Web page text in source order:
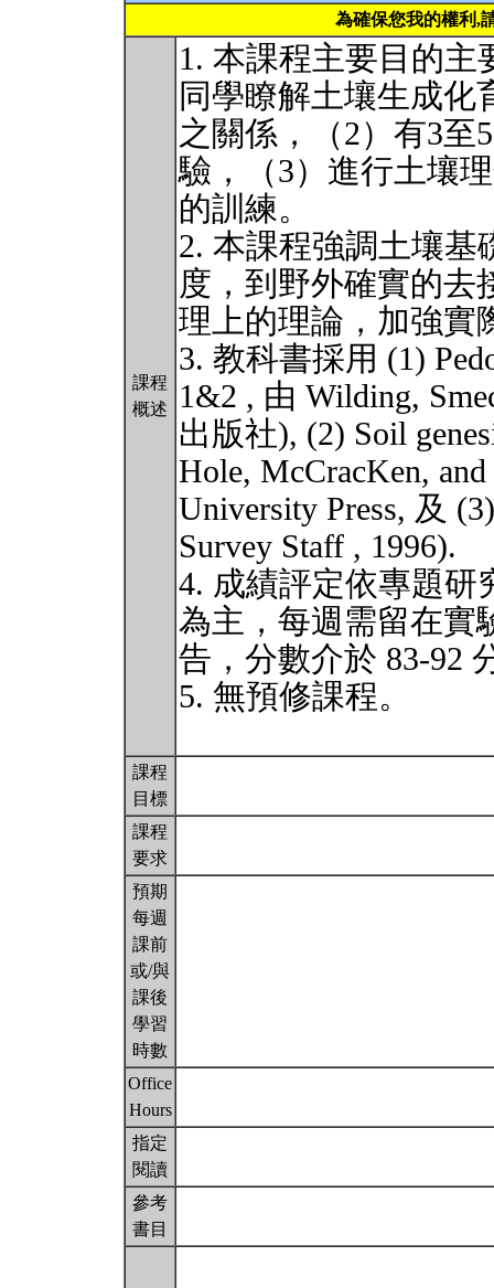
為確保您我的權利,
課程
概述
1. 本課程主要目的主
同學瞭解土壤生成化
之關係，（2）有3至
驗，（3）進行土壤
的訓練。
2. 本課程強調土壤基
度，到野外確實的去
理上的理論，加強實
3. 教科書採用 (1)
1&2 , 由 Wilding,
出版社), (2) Soil
Hole, McCracKen,
University Press, 及
Survey Staff , 1996).
4. 成績評定依專題研
為主，每週需留在實
告，分數介於 83-92
5. 無預修課程。
課程
目標
課程
要求
預期
每週
課前
或/與
課後
學習
時數
Office
Hours
指定
閱讀
參考
書目